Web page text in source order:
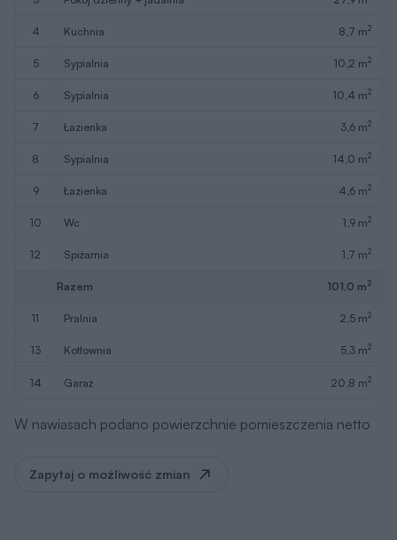
4 kuchnia 8,7 m2
5 sypialnia 10,2 m2
6 sypialnia 10,4 m2
7 łazienka 3,6 m2
8 sypialnia 14,0 m2
9 łazienka 4,6 m2
10 wc 1,9 m2
12 spiżarnia 1,7 m2
Razem 101,0 m2
11 pralnia 2,5 m2
13 kotłownia 5,3 m2
14 garaż 20,8 m2
W nawiasach podano powierzchnie pomieszczenia netto
Zapytaj o możliwość zmian